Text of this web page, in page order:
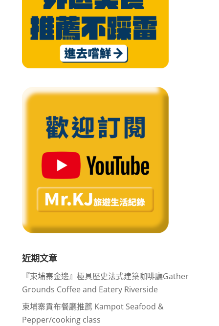
近期文章
『柬埔寨金邊』極具歷史法式建築咖啡廳Gather
Grounds Coffee and Eatery Riverside
柬埔寨貢布餐廳推薦 Kampot Seafood &
Pepper/cooking class